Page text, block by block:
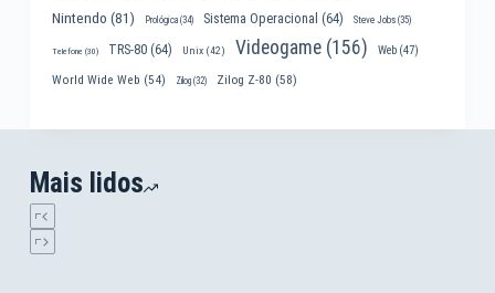
Nintendo (81) Prológica(34) Sistema Operacional (64) Steve Jobs(35)
Telefone (30) TRS-80(64) Unix(42) Videogame(156) Web(47)
World Wide Web (54) Zilog(32) Zilog Z-80 (58)
Mais lidos